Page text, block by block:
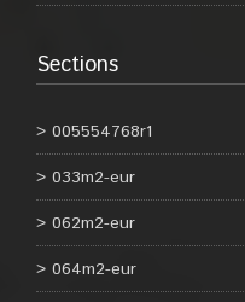
Sections
005554768r1
033m2-eur
062m2-eur
064m2-eur